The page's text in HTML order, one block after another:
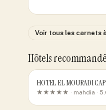
Voir tous les carnets
Hôtels
HOTEL EL MOURADI
★★★★★ · mahdia ·